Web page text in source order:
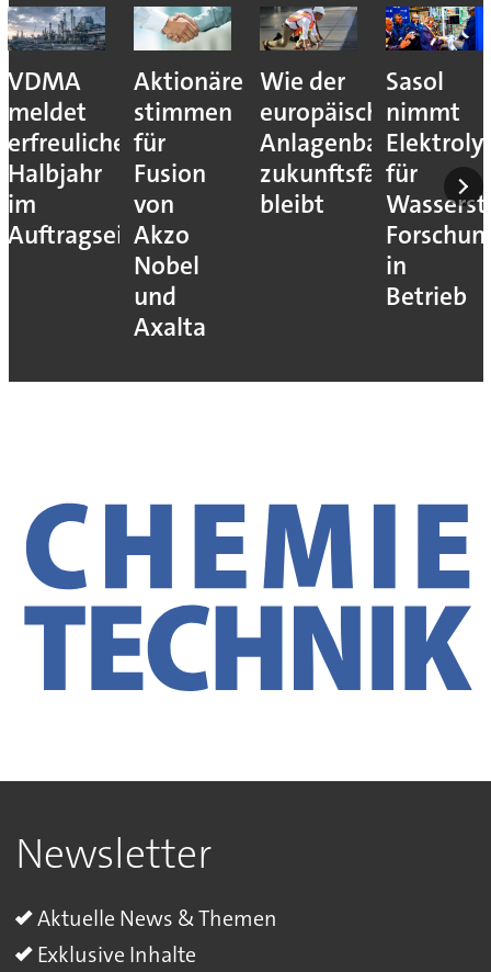
VDMA
meldet
erfreuliches
Halbjahr
im
Auftragseingang
Aktionäre
stimmen
für
Fusion
von
Akzo
Nobel
und
Axalta
Wie der
europäische
Anlagenbau
zukunftsfähig
bleibt
Sasol
nimmt
für
in
Betrieb
Newsletter
Aktuelle News & Themen
Exklusive Inhalte